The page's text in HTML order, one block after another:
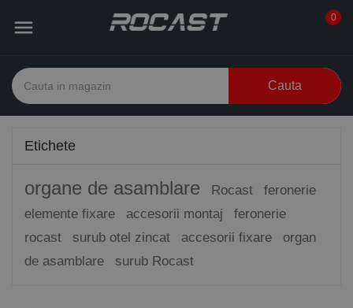
 0
Cauta
Etichete
organe de asamblare Rocast
feronerie
elemente fixare
accesorii montaj
feronerie
rocast
surub otel zincat accesorii fixare
organ
de asamblare
surub Rocast